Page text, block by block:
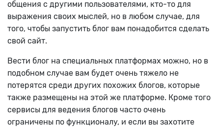
общения с другими пользователями, кто-то для
выражения своих мыслей, но в любом случае, для
того, чтобы запустить блог вам понадобится сделать
свой сайт.
Вести блог на специальных платформах можно, но в
подобном случае вам будет очень тяжело не
потерятся среди других похожих блогов, которые
также размещены на этой же платформе. Кроме того
сервисы для ведения блогов часто очень
ограничены по функционалу, и если вы захотите